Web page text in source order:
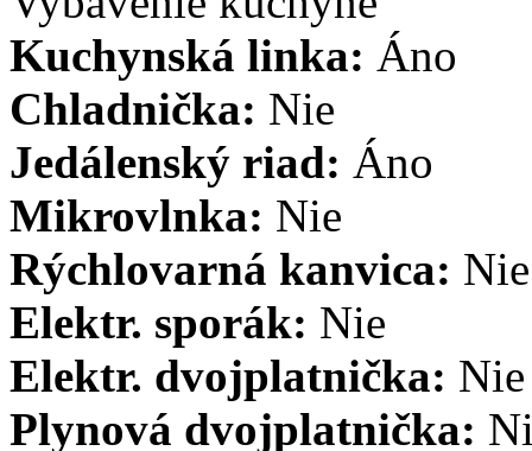
Kuchynská linka: Áno
Chladnička: Nie
Jedálenský riad: Áno
Mikrovlnka: Nie
Rýchlovarná kanvica: Nie
Elektr. sporák: Nie
Elektr. dvojplatnička: Nie
Plynová dvojplatnička: